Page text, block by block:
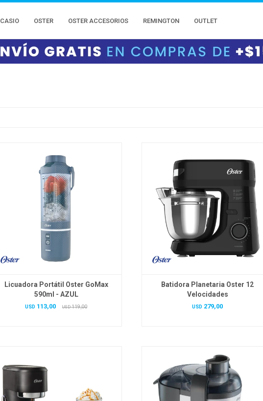
CASIO OSTER OSTER ACCESORIOS REMINGTON OUTLET
Licuadora Portátil Oster GoMax
590ml - AZUL
USD 113,00 USD 119,00
Batidora Planetaria Oster 12
Velocidades
USD 279,00